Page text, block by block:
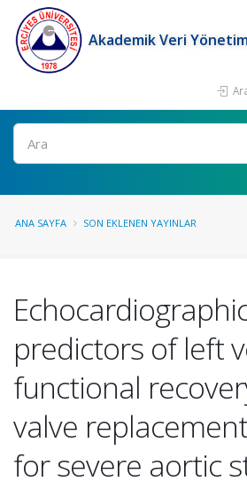
Akademik Veri
Ara
ANA SAYFA SON EKLENEN YAYINLAR
predictors of left
functional
valve
for severe aortic